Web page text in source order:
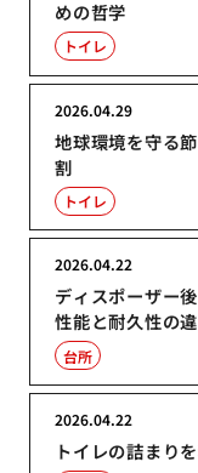
めの哲学
トイレ
地球環境を守る
割
2026.04.29
トイレ
ディスポーザー
性能と耐久性の
2026.04.22
台所
トイレの詰まり
2026.04.22